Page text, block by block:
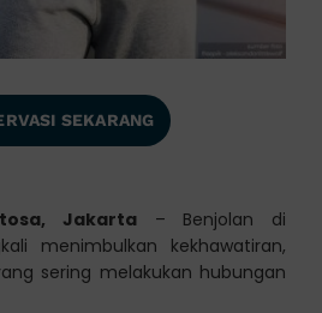
SEKARANG
Jakarta – Benjolan di
menimbulkan kekhawatiran,
sering melakukan hubungan